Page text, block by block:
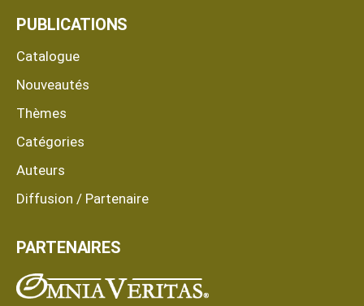
PUBLICATIONS
Catalogue
Nouveautés
Thèmes
Catégories
Auteurs
Diffusion / Partenaire
PARTENAIRES